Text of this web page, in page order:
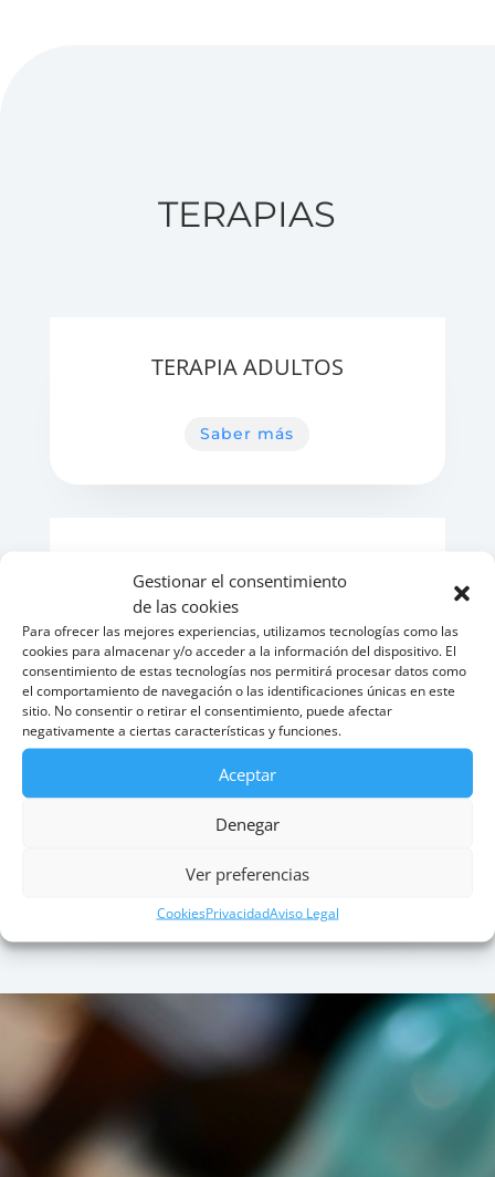
Gestionar el consentimiento
de las cookies
Para ofrecer las mejores experiencias, utilizamos tecnologías como las
cookies para almacenar y/o acceder a la información del dispositivo. El
consentimiento de estas tecnologías nos permitirá procesar datos como
el comportamiento de navegación o las identificaciones únicas en este
sitio. No consentir o retirar el consentimiento, puede afectar
negativamente a ciertas características y funciones.
Aceptar
Denegar
Ver preferencias
CookiesPrivacidadAviso Legal
TERAPIAS
TERAPIA ADULTOS
Saber más
TERAPIA DE PAREJA
Saber más
TERAPIA ADOLESCENTES
Saber más